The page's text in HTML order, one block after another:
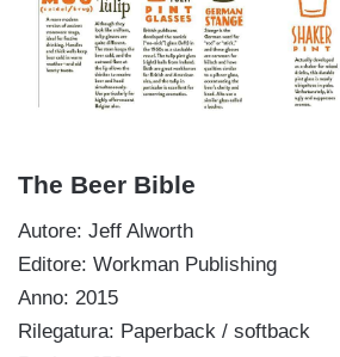
The Beer Bible
Autore: Jeff Alworth
Editore: Workman Publishing
Anno: 2015
Rilegatura: Paperback / softback